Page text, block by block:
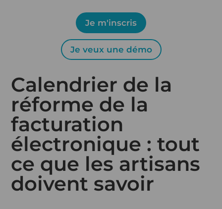
Je m'inscris
Je veux une démo
Calendrier de la
réforme de la
facturation
électronique : tout
ce que les artisans
doivent savoir